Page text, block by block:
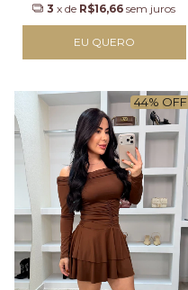
3 x de R$16,66 sem juros
EU QUERO
44% OFF